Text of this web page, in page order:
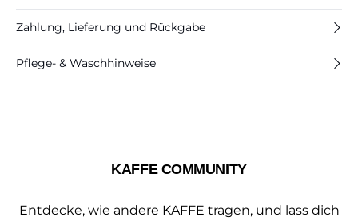
Zahlung, Lieferung und Rückgabe
Pflege- & Waschhinweise
KAFFE COMMUNITY
Entdecke, wie andere KAFFE tragen, und lass dich